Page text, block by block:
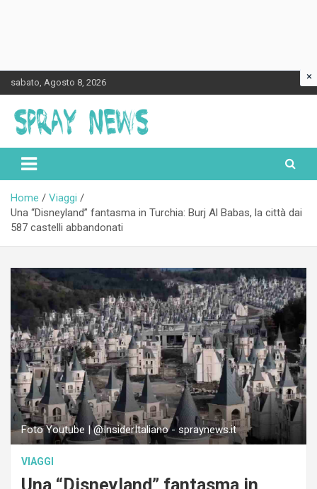
to
content
sabato, Agosto 8, 2026
Spraynews.it
Home
Viaggi
Una “Disneyland” fantasma in Turchia: Burj Al Babas, la città dai
587 castelli abbandonati
Foto Youtube | @InsiderItaliano - spraynews.it
VIAGGI
×